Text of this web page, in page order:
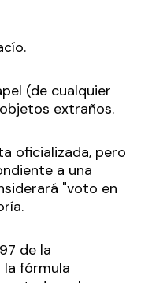
(de cualquier
extraños.
oficializada, pero
a una
"voto en
de la
la fórmula